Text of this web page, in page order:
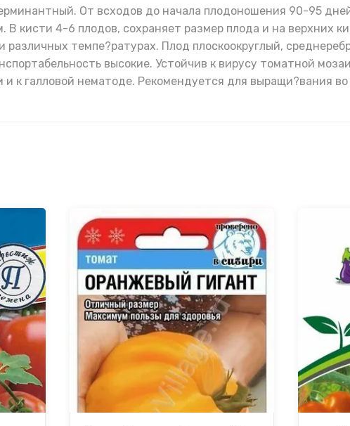
От всходов до начала плодоношения 90-95
В кисти 4-6 плодов, сохраняет размер плода и на верхних
различных темпе?ратурах. Плод плоскоокруглый,
высокие. Устойчив к вирусу томатной
и к галловой нематоде. Рекомендуется для выращи?вания